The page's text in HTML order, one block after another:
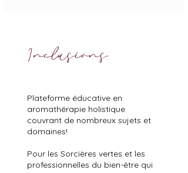
Inclusions
Plateforme éducative en
aromathérapie holistique
couvrant de nombreux sujets et
domaines!
Pour les Sorcières vertes et les
professionnelles du bien-être qui